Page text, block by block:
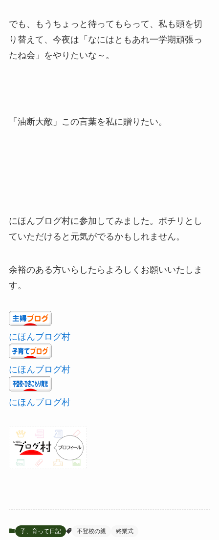
でも、もうちょっと待ってもらって、私も頭を切
り替えて、今夜は「なにはともあれ一学期頑張っ
たね会」をやりたいな～。
「油断大敵」この言葉を私に贈りたい。
にほんブログ村に参加してみました。ポチリとし
ていただけると元気がでるかもしれません。
余裕のある方いらしたらよろしくお願いいたしま
す。
にほんブログ村
にほんブログ村
にほんブログ村
子、育って日記 不登校の親 終業式